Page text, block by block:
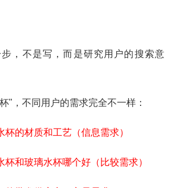
，不是写，而是研究用户的搜索意
"，不同用户的需求完全不一样：
的材质和工艺（信息需求）
和玻璃水杯哪个好（比较需求）